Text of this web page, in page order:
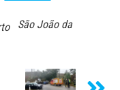
São João da